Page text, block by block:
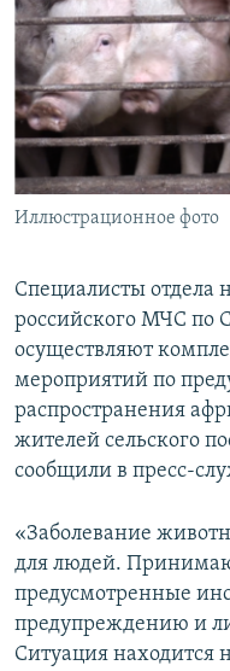
СОВЕТЫ
ПРОПАВШИЕ БЕЗ ВЕСТИ
ПОБЕДИТЕЛЕЙ НЕ СУДЯТ?
КРЫМ.НЕПОКОРЕННЫЙ
ELIFBE
УКРАИНСКАЯ ПРОБЛЕМА
Qırımtatar
ПРИСОЕДИНЯЙТЕСЬ!
Иллюстрационное фото
Специалисты отдела
российского МЧС по
осуществляют
мероприятий по
распространения
жителей сельского
сообщили в пресс-
«Заболевание
для людей.
предусмотренные
предупреждению и
Ситуация находится